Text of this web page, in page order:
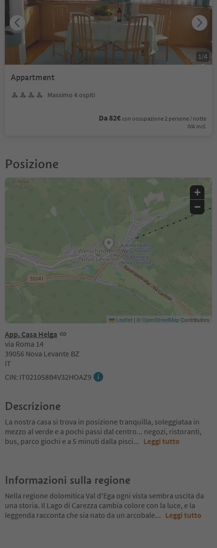
Appartment
Massimo 4 ospiti
Da 82€ con occupazione 2 persone / notte
IVA incl.
1 /4
Posizione
App. Casa Helga
via Roma 14
39056 Nova Levante BZ
IT
CIN: IT021058B4V32HOAZ9
+
−
Leaflet | ©OpenStreetMapContributors
Descrizione
La nostra casa si trova in posizione tranquilla, soleggiataa in
mezzo al verde e a pochi passi dal centro... negozi, ristoranti,
bus, parco giochi e a 5 minuti dalla pisci... Leggi tutto
Informazioni sulla regione
Nella regione dolomitica Val d'Ega ogni vista sembra uscita da
una storia. Il Lago di Carezza cambia colore con la luce, e la
leggenda racconta che sia nato da un arcobale... Leggi tutto